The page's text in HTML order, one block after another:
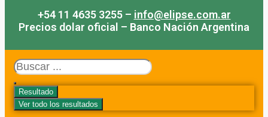
+54 11 4635 3255 – info@elipse.com.ar
Precios dolar oficial – Banco Nación Argentina
Search
...
Resultado
Ver todo los resultados